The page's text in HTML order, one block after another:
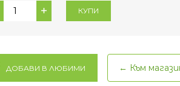
количество
за
Lidkor
–
КУПИ
ДОБАВИ В ЛЮБИМИ ← Към